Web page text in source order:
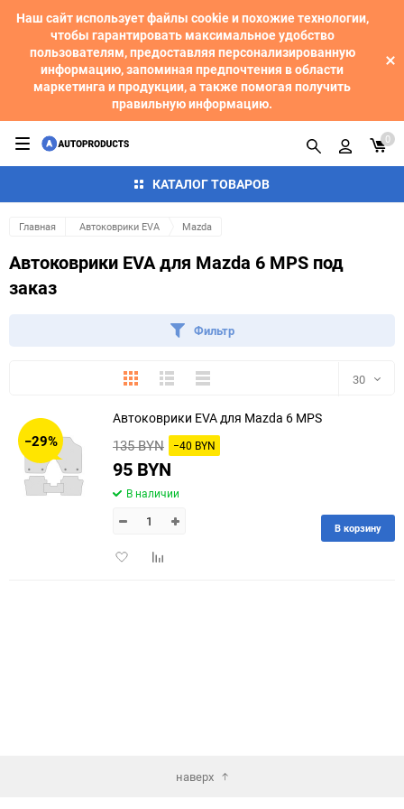
Наш сайт использует файлы cookie и похожие технологии,
чтобы гарантировать максимальное удобство
пользователям, предоставляя персонализированную
информацию, запоминая предпочтения в области
маркетинга и продукции, а также помогая получить
правильную информацию.
КАТАЛОГ ТОВАРОВ
0
Главная Автоковрики EVA Mazda
Автоковрики EVA для Mazda 6 MPS под
заказ
Фильтр
ПлиткаПодробноКомпактно 30
150
−29%
Автоковрики EVA для Mazda 6 MPS
135 BYN −40 BYN
95 BYN
В наличии
ДобавитьДобавить
В корзину
наверх